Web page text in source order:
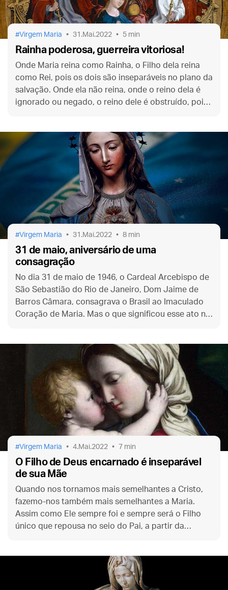
Virgem Maria 31.Mai.2022 5 min
Rainha poderosa, guerreira vitoriosa!
Onde Maria reina como Rainha, o Filho dela reina
como Rei, pois os dois são inseparáveis no plano da
salvação. Onde ela não reina, onde o reino dela é
ignorado ou negado, o reino dele é obstruído, pois
Virgem Maria 31.Mai.2022 8 min
31 de maio, aniversário de uma
consagração
No dia 31 de maio de 1946, o Cardeal Arcebispo de
São Sebastião do Rio de Janeiro, Dom Jaime de
Barros Câmara, consagrava o Brasil ao Imaculado
Coração de Maria. Mas o que significou esse ato na
Virgem Maria 4.Mai.2022 7 min
O Filho de Deus encarnado é inseparável
de sua Mãe
Quando nos tornamos mais semelhantes a Cristo,
fazemo-nos também mais semelhantes a Maria.
Assim como Ele sempre foi e sempre será o Filho
único que repousa no seio do Pai, a partir da